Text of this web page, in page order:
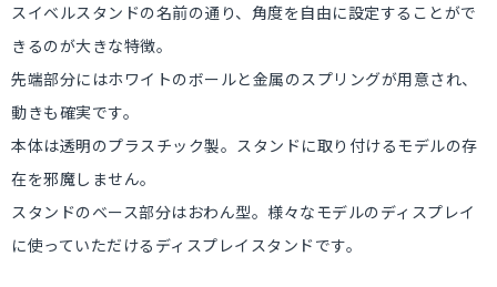
スイベルスタンドの名前の通り、角度を自由に設定することがで
きるのが大きな特徴。
先端部分にはホワイトのボールと金属のスプリングが用意され、
動きも確実です。
本体は透明のプラスチック製。スタンドに取り付けるモデルの存
在を邪魔しません。
スタンドのベース部分はおわん型。様々なモデルのディスプレイ
に使っていただけるディスプレイスタンドです。